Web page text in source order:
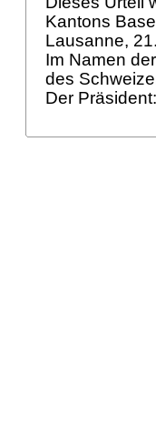
Kantons
Lausanne,
Im Namen
des
Der